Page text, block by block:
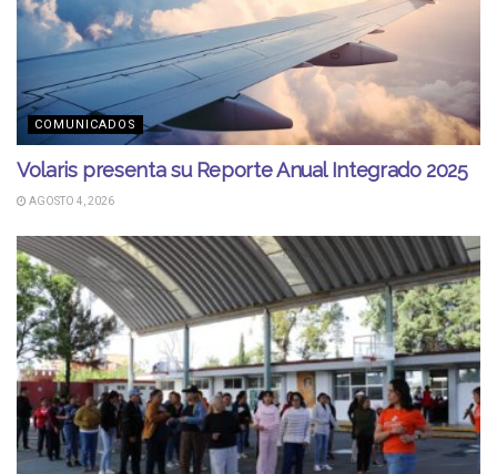
COMUNICADOS
Volaris presenta su Reporte Anual Integrado 2025
AGOSTO 4, 2026